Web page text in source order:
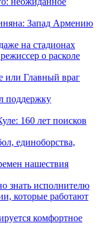
Запад Армению
на стадионах
о расколе
или Главный враг
поддержку
160 лет поисков
единоборства,
нашествия
знать исполнителю
которые работают
комфортное